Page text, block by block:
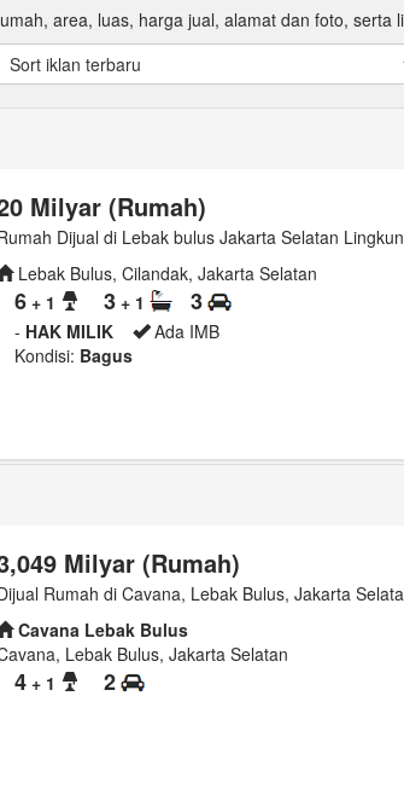
area, luas, harga jual, alamat dan foto, serta
Sort iklan terbaru
Milyar (Rumah)
Dijual di Lebak bulus Jakarta Selatan
Lebak Bulus, Cilandak, Jakarta Selatan
6 + 1 3 + 1 3
- HAK MILIK
Ada IMB
Kondisi: Bagus
Milyar (Rumah)
Rumah di Cavana, Lebak Bulus, Jakarta
Cavana Lebak Bulus
Lebak Bulus, Jakarta Selatan
4 + 1 2